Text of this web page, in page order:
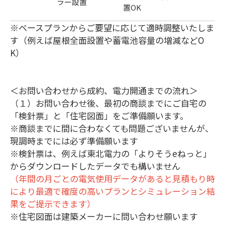
置OK
※ベースプランからご要望に応じて適時調整いたしま
す（例えば屋根全面設置や蓄電池容量の増減などO
K）
＜お問い合わせから成約、電力開通までの流れ＞
（１）お問い合わせ後、最初の商談までにご自宅の
「検針票」と「住宅図面」をご準備願います。
※商談までに間に合わなくても問題ございませんが、
現調時までには必ず準備願います
※検針票は、例えば東北電力の「よりそうeねっと」
からダウンロードしたデータでも構いません
（年間の月ごとの電気使用データがあると見積もり時
により最適で確度の高いプランとシミュレーション結
果をご提示できます）
※住宅図面は建築メーカーに問い合わせ願います